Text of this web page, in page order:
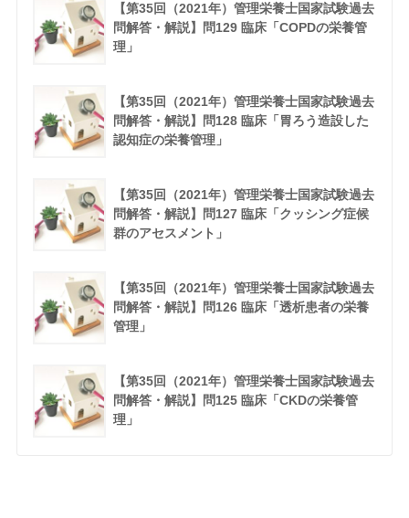
【第35回（2021年）管理栄養士国家試験過去
問解答・解説】問129 臨床「COPDの栄養管
理」
【第35回（2021年）管理栄養士国家試験過去
問解答・解説】問128 臨床「胃ろう造設した
認知症の栄養管理」
【第35回（2021年）管理栄養士国家試験過去
問解答・解説】問127 臨床「クッシング症候
群のアセスメント」
【第35回（2021年）管理栄養士国家試験過去
問解答・解説】問126 臨床「透析患者の栄養
管理」
【第35回（2021年）管理栄養士国家試験過去
問解答・解説】問125 臨床「CKDの栄養管
理」